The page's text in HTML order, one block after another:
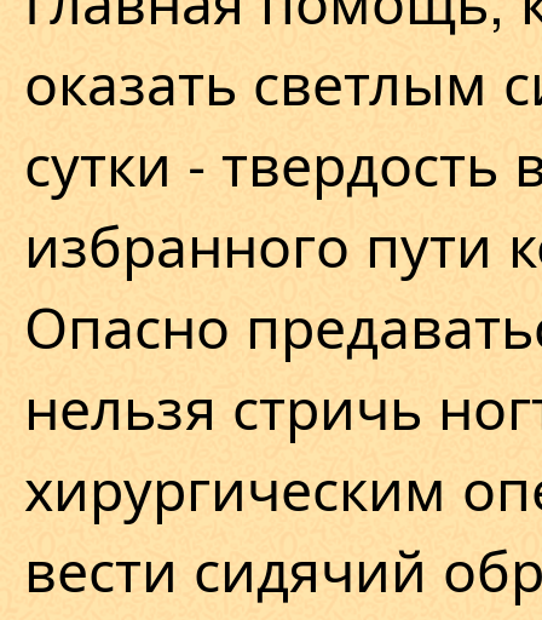
оказать светлым
сутки - твердость
избранного пути
Опасно
нельзя стричь
хирургическим
вести сидячий